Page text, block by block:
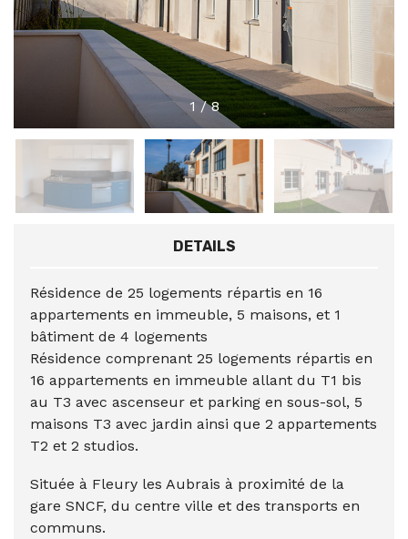
1 /8
DETAILS
Résidence de 25 logements répartis en 16
appartements en immeuble, 5 maisons, et 1
bâtiment de 4 logements
Résidence comprenant 25 logements répartis en
16 appartements en immeuble allant du T1 bis
au T3 avec ascenseur et parking en sous-sol, 5
maisons T3 avec jardin ainsi que 2 appartements
T2 et 2 studios.
Située à Fleury les Aubrais à proximité de la
gare SNCF, du centre ville et des transports en
communs.